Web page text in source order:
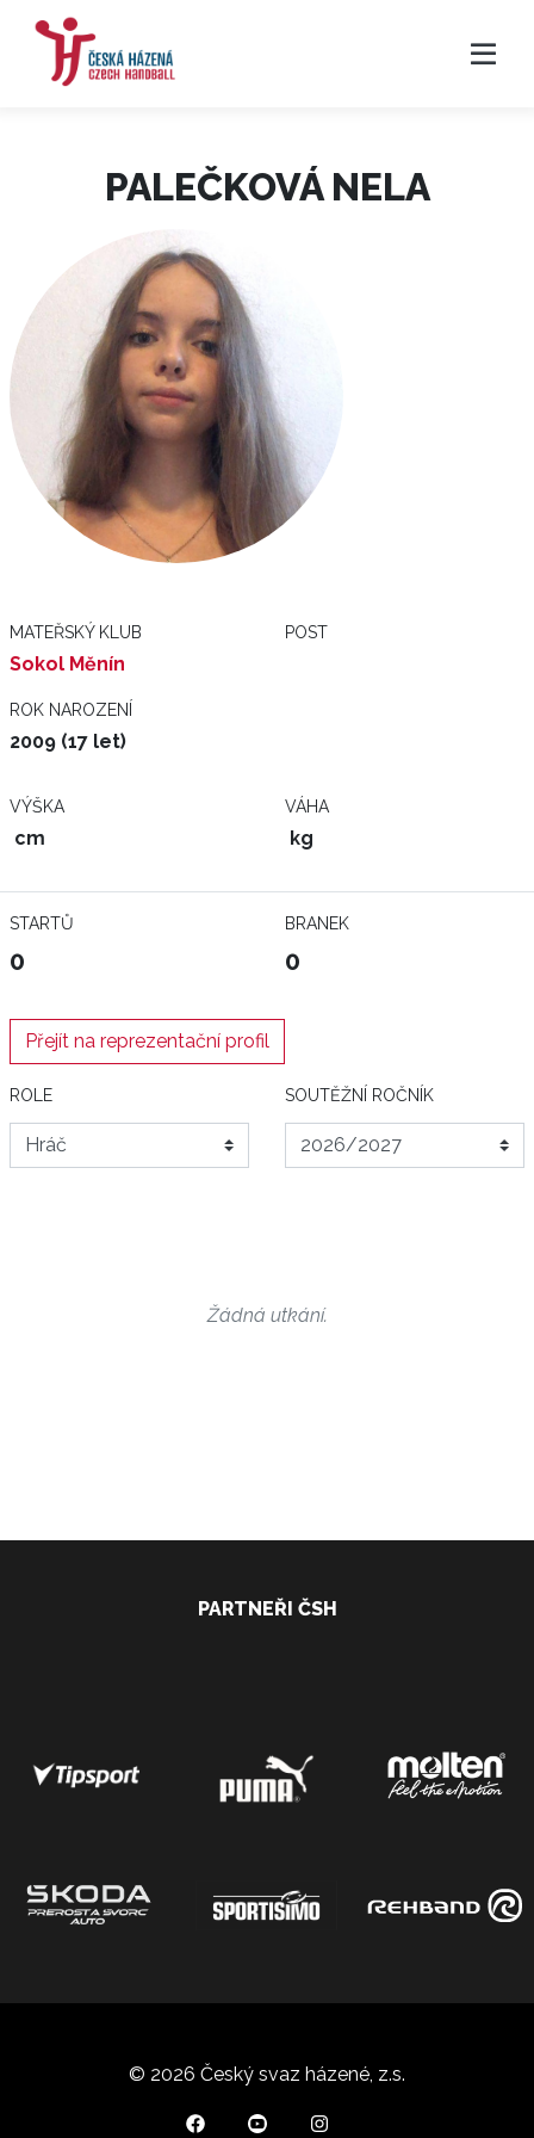
PALEČKOVÁ NELA
MATEŘSKÝ KLUB
Sokol Měnín
POST
ROK NAROZENÍ
2009 (17 let)
VÝŠKA
cm
VÁHA
kg
STARTŮ
0
BRANEK
0
Přejít na reprezentační profil
ROLE SOUTĚŽNÍ ROČNÍK
Žádná utkání.
PARTNEŘI ČSH
© 2026 Český svaz házené, z.s.